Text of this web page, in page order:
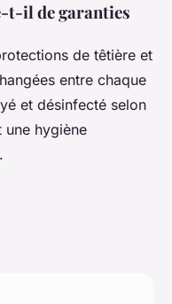
t-il de garanties
de têtière et
entre chaque
et désinfecté selon
hygiène